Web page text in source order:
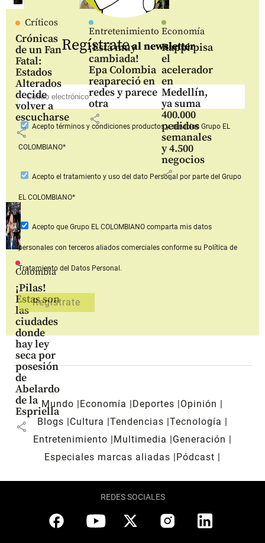
Críticos
Crónicas
de un Fan
Fatal:
Estados
Alterados
decide
volver a
escucharse
share
Entretenimiento
¡Está muy
cambiada!
Epa Colombia
reapareció en
redes y parece
otra
share
Economía
Rappi pisa
el
acelerador
en
Medellín,
ya suma
400.000
pedidos
semanales
y 4.500
negocios
share
Colombia
¡Pilas!
Estas son
las
ciudades
donde
hay ley
seca por
posesión
de
Abelardo
de la
Espriella
share
Regístrateal newsletter
Aceptotérminos y condiciones productos y serviciosGrupo EL
COLOMBIANO*
Acepto el tratamiento y uso del dato Personal por parte del Grupo
EL COLOMBIANO*
Acepto que Grupo EL COLOMBIANOcomparta mis datos
personales con terceros aliados comerciales conforme su Política de
Tratamiento del Datos Personal.
Mundo Economía Deportes
Opinión
Blogs
Cultura Tendencias Tecnología
Entretenimiento
Multimedia
Generación
Especiales marcas aliadas
Pódcast
REDES SOCIALES